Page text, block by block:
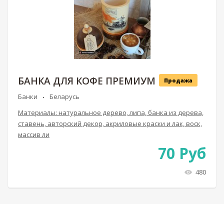
БАНКА ДЛЯ КОФЕ ПРЕМИУМ Продажа
Банки
Беларусь
Материалы: натуральное дерево, липа, банка из дерева,
ставень, авторский декор, акриловые краски и лак, воск,
массив ли
70 Руб
480